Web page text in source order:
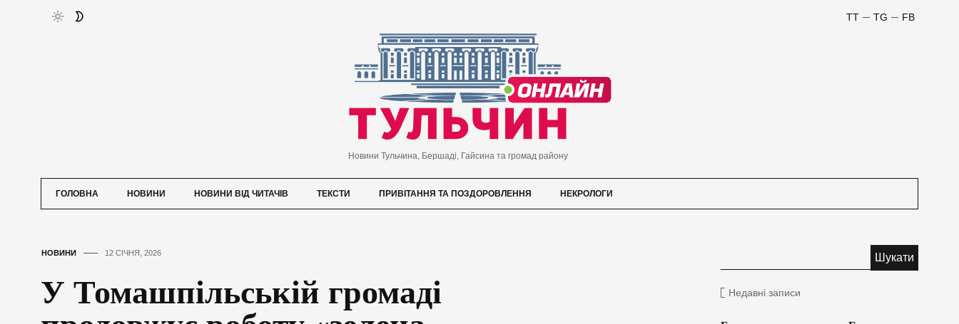
FB
TG
TT
Новини Тульчина, Бершаді, Гайсина та громад району
ГОЛОВНА НОВИНИ НОВИНИ ВІД ЧИТАЧІВ ТЕКСТИ ПРИВІТАННЯ ТА ПОЗДОРОВЛЕННЯ НЕКРОЛОГИ
НОВИНИ 12 СІЧНЯ, 2026
У Томашпільській громаді
Недавні записи